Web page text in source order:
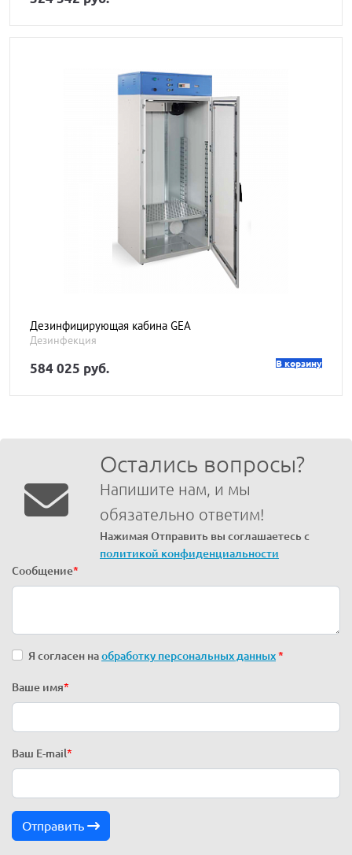
Дезинфицирующая кабина GEA
Дезинфекция
584 025 руб. В корзину
Остались вопросы?
Напишите нам, и мы
обязательно ответим!
Нажимая Отправить вы соглашаетесь с
политикой конфиденциальности
Сообщение*
Я согласен наобработку персональных данных*
Ваше имя*
Ваш E-mail *
Отправить